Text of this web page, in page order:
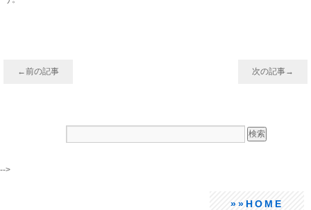
←前の記事 次の記事→
-->
»»HOME